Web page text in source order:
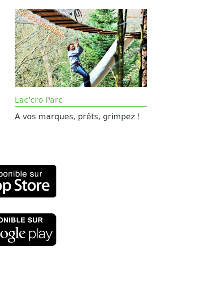
Lac'cro Parc
A vos marques, prêts, grimpez !